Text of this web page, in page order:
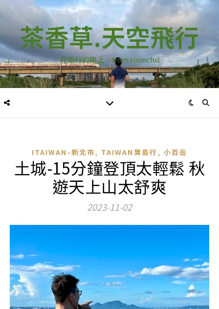
茶香草.天空飛行
在旅行的路上…from Hsinchu
ITAIWAN-新北市, TAIWAN寶島行 , 小百岳
土城-15分鐘登頂太輕鬆 秋
遊天上山太舒爽
2023-11-02